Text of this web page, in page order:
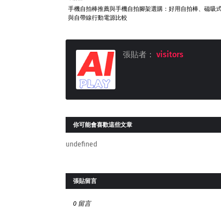
手機自拍棒推薦與手機自拍腳架選購：好用自拍棒、磁吸
與自帶線行動電源比較
張貼者： visitors
你可能會喜歡這些文章
undefined
張貼留言
0 留言